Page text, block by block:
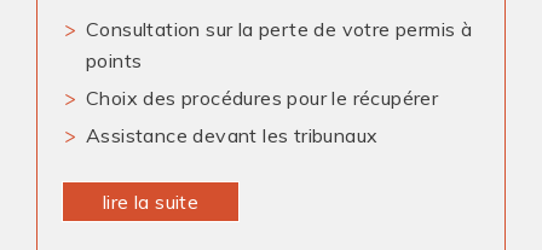
Consultation sur la perte de votre permis à
points
Choix des procédures pour le récupérer
Assistance devant les tribunaux
lire la suite